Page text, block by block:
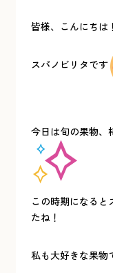
皆様、こんにちは！
スパノビリタです
今日は旬の果物、
この時期になると
たね！
私も大好きな果物